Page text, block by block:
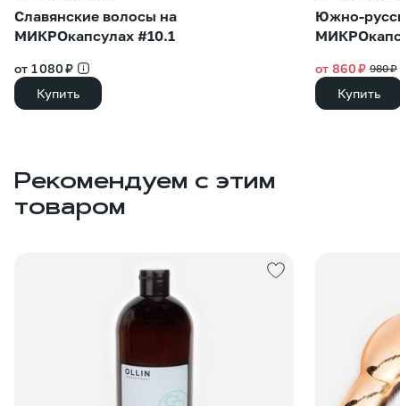
Славянские волосы на
МИКРОкапсулах #10.1
от 1 080 ₽
Купить
Южно-
от 860 ₽ 980 ₽
Купить
Рекомендуем с этим
товаром